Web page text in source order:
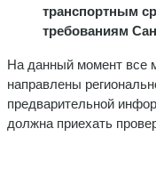
транспортным
требованиям
На данный момент все
направлены
предварительной
должна приехать